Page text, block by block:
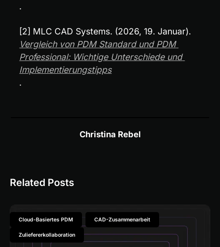
.
[2] MLC CAD Systems. (2026, 19. Januar).
Vergleich von PDM Standard und PDM
Professional: Wichtige Unterschiede und
Implementierungstipps
.
Christina Rebel
Related Posts
Cloud-Basiertes PDM CAD-Zusammenarbeit
Zuliefererkollaboration